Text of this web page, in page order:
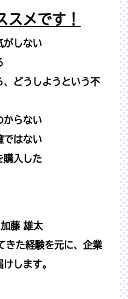
スメです！
がしない
どうしようという不
からない
ではない
購入した
加藤 雄太
きた経験を元に、企業
します。